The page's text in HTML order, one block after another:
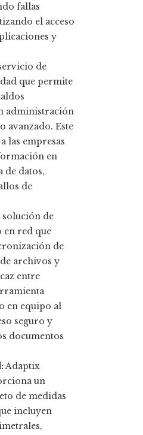
fallas
el acceso
y
de
que permite
administración
avanzado. Este
las empresas
en
de datos,
de
solución de
en red que
de
archivos y
entre
en equipo al
seguro y
documentos
Adaptix
un
de medidas
incluyen